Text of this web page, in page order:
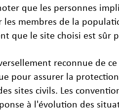
que les personnes
membres de la
que le site choisi est sûr
reconnue de
pour assurer la
sites civils. Les
à l'évolution des